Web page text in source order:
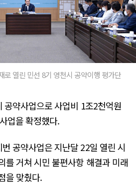
로 열린 민선 8기 영천시 공약이행 평가단
공약사업으로 사업비 1조2천억원
업을 확정했다.
공약사업은 지난달 22일 열린 시
를 거쳐 시민 불편사항 해결과 미래
을 맞췄다.